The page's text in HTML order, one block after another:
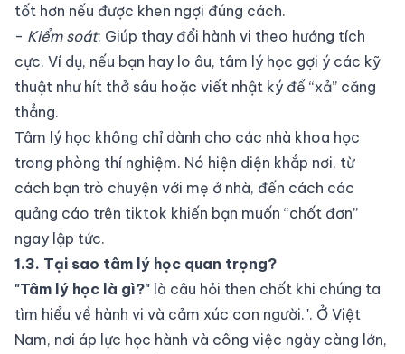
tốt hơn nếu được khen ngợi đúng cách.
- Kiểm soát: Giúp thay đổi hành vi theo hướng tích
cực. Ví dụ, nếu bạn hay lo âu, tâm lý học gợi ý các kỹ
thuật như hít thở sâu hoặc viết nhật ký để “xả” căng
thẳng.
Tâm lý học không chỉ dành cho các nhà khoa học
trong phòng thí nghiệm. Nó hiện diện khắp nơi, từ
cách bạn trò chuyện với mẹ ở nhà, đến cách các
quảng cáo trên tiktok khiến bạn muốn “chốt đơn”
ngay lập tức.
1.3. Tại sao tâm lý học quan trọng?
"Tâm lý học là gì?" là câu hỏi then chốt khi chúng ta
tìm hiểu về hành vi và cảm xúc con người.". Ở Việt
Nam, nơi áp lực học hành và công việc ngày càng lớn,